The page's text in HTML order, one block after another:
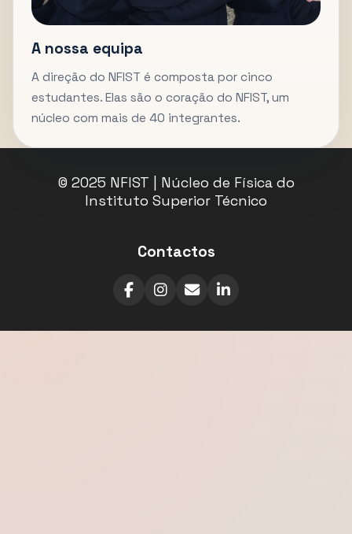
A nossa equipa
A direção do NFIST é composta por cinco
estudantes. Elas são o coração do NFIST, um
núcleo com mais de 40 integrantes.
© 2025 NFIST | Núcleo de Física do
Instituto Superior Técnico
Contactos